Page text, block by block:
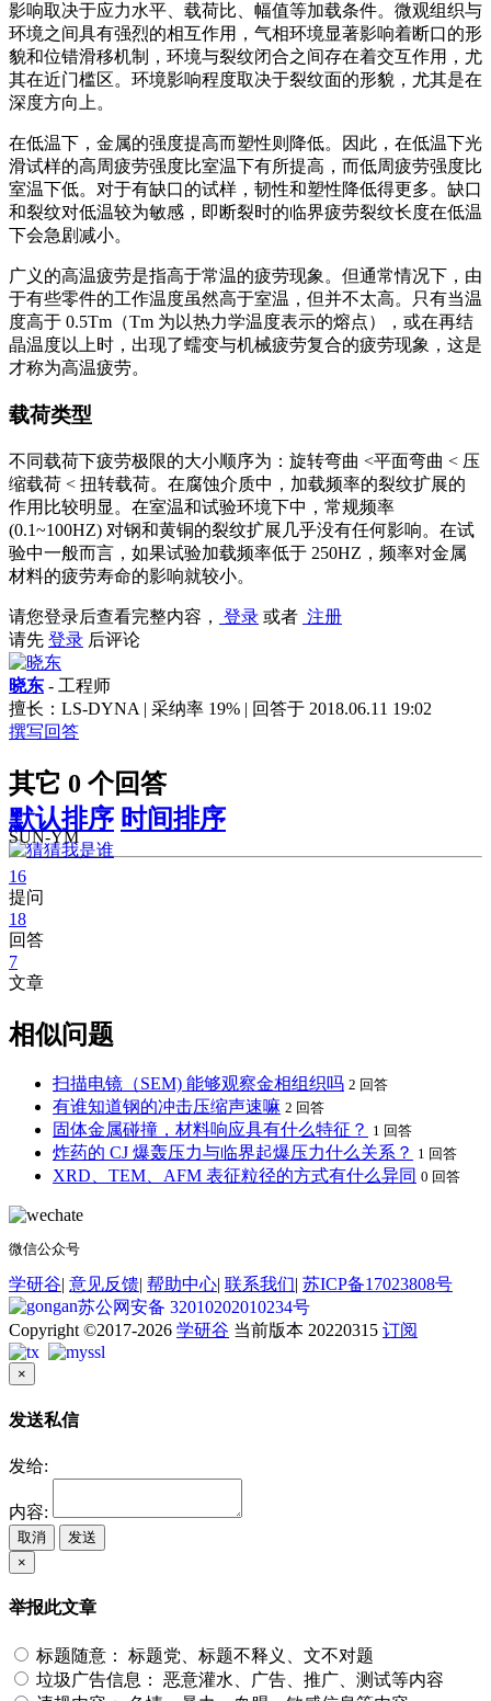
影响取决于应力水平、载荷比、幅值等加载条件。微观组织与
环境之间具有强烈的相互作用，气相环境显著影响着断口的形
貌和位错滑移机制，环境与裂纹闭合之间存在着交互作用，尤
其在近门槛区。环境影响程度取决于裂纹面的形貌，尤其是在
深度方向上。
在低温下，金属的强度提高而塑性则降低。因此，在低温下光
滑试样的高周疲劳强度比室温下有所提高，而低周疲劳强度比
室温下低。对于有缺口的试样，韧性和塑性降低得更多。缺口
和裂纹对低温较为敏感，即断裂时的临界疲劳裂纹长度在低温
下会急剧减小。
广义的高温疲劳是指高于常温的疲劳现象。但通常情况下，由
于有些零件的工作温度虽然高于室温，但并不太高。只有当温
度高于 0.5Tm（Tm 为以热力学温度表示的熔点），或在再结
晶温度以上时，出现了蠕变与机械疲劳复合的疲劳现象，这是
才称为高温疲劳。
载荷类型
不同载荷下疲劳极限的大小顺序为：旋转弯曲 <平面弯曲 < 压
缩载荷 < 扭转载荷。在腐蚀介质中，加载频率的裂纹扩展的
作用比较明显。在室温和试验环境下中，常规频率
(0.1~100HZ) 对钢和黄铜的裂纹扩展几乎没有任何影响。在试
验中一般而言，如果试验加载频率低于 250HZ，频率对金属
材料的疲劳寿命的影响就较小。
请您登录后查看完整内容， 登录 或者 注册
请先 登录 后评论
晓东 - 工程师
擅长：LS-DYNA | 采纳率 19% | 回答于 2018.06.11 19:02
撰写回答
其它 0 个回答
默认排序 时间排序
SUN-YM
16
提问
18
回答
7
文章
相似问题
扫描电镜（SEM) 能够观察金相组织吗 2 回答
有谁知道钢的冲击压缩声速嘛 2 回答
固体金属碰撞，材料响应具有什么特征？ 1 回答
炸药的 CJ 爆轰压力与临界起爆压力什么关系？ 1 回答
XRD、TEM、AFM 表征粒径的方式有什么异同 0 回答
微信公众号
学研谷 意见反馈 帮助中心 联系我们 苏ICP备17023808号
苏公网安备 32010202010234号
Copyright ©2017-2026 学研谷 当前版本 20220315 订阅
×
发送私信
发给:
内容:
取消
发送
×
举报此文章
标题随意： 标题党、标题不释义、文不对题
垃圾广告信息： 恶意灌水、广告、推广、测试等内容